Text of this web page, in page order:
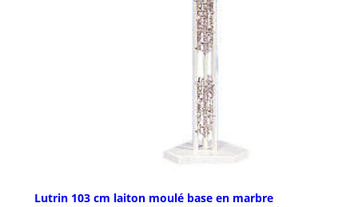
Lutrin 103 cm laiton moulé base en marbre